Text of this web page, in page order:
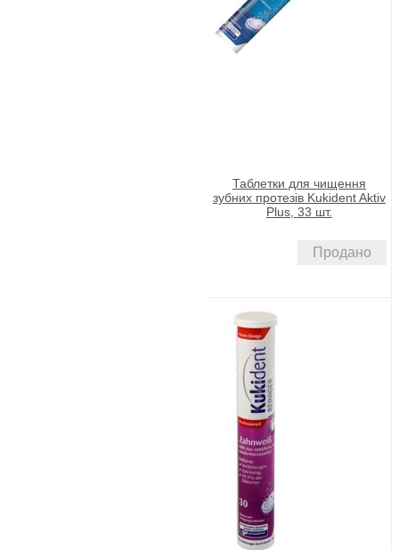
Таблетки для чищення
зубних протезів Kukident Aktiv
Plus, 33 шт.
Продано